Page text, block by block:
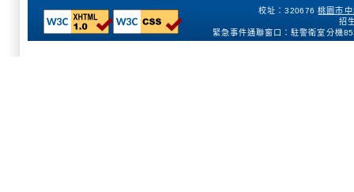
校址：320676桃園市
招
緊急事件通聯窗口：駐警衛室分機